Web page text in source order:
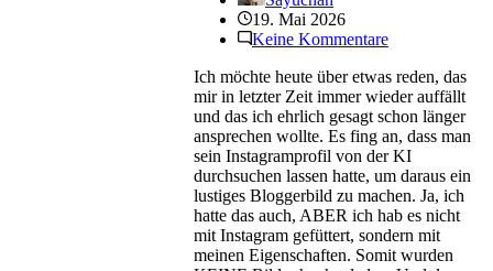
19. Mai 2026
Keine Kommentare
Ich möchte heute über etwas reden, das
mir in letzter Zeit immer wieder auffällt
und das ich ehrlich gesagt schon länger
ansprechen wollte. Es fing an, dass man
sein Instagramprofil von der KI
durchsuchen lassen hatte, um daraus ein
lustiges Bloggerbild zu machen. Ja, ich
hatte das auch, ABER ich hab es nicht
mit Instagram gefüttert, sondern mit
meinen Eigenschaften. Somit wurden